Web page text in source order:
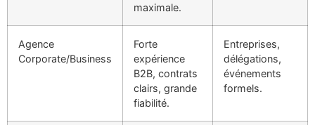
maximale.
Agence
Corporate/Business
Forte
expérience
B2B, contrats
clairs, grande
fiabilité.
Entreprises,
délégations,
événements
formels.